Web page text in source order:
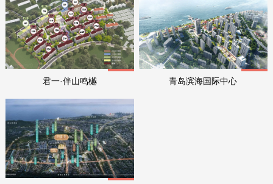
君一·伴山鸣樾
均价:元
青岛滨海国际中心
均价:元
均价:元